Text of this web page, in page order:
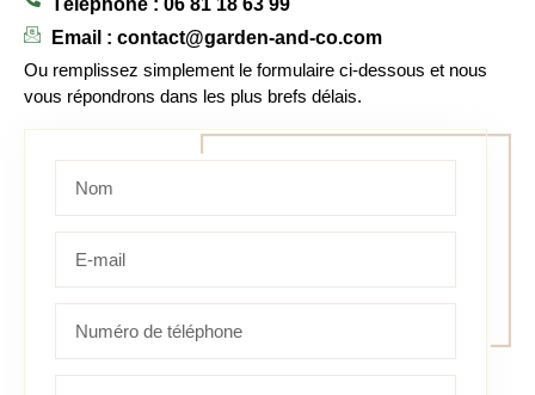
Téléphone : 06 81 18 63 99
Email : contact@garden-and-co.com
Ou remplissez simplement le formulaire ci-dessous et nous
vous répondrons dans les plus brefs délais.